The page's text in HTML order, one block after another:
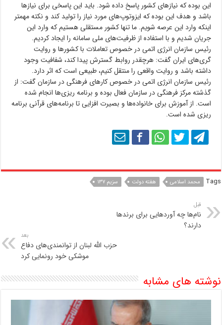
این بوده که نیازهای کشور پاسخ داده شود. باید این پاسخی برای نیازها
باشد و هدف این بوده که ایزوتوپ‌های مورد نیاز را تولید کند و نکته مهمتر
اینکه وارد این عرصه شویم. ما تنها کشور مستقلی هستیم که وارد این
جریان شدیم و با استفاده از ظرفیت‌های ملی سامانه را ایجاد کردیم.
رئیس سازمان انرژی اتمی در خصوص تعاملات با کشورها و روایت
گری‌های ایران گفت: هرچقدر روابط گسترش پیدا کند، شفافیت وجود
داشته باشد و روایت واقعی را منتقل کنیم، طبیعی است که اثر دارد.
رئیس سازمان انرژی اتمی در خصوص کارهای فرهنگی در سازمان گفت: از
گذشته مرکز فرهنگی در سازمان فعال بوده و برنامه ریزی‌ها انجام شده
است. از آموزش برای خانواده‌ها و بصیرت افزایی تا برنامه‌های قرآنی برنامه
ریزی شده است.
Tags محمد اسلامی هفته دولت سزیم ۱۳۷
قبل
نام‌ها چه آوردهایی برای برندها
دارند؟
بعد
حزب الله لبنان از توانمندی‌های دفاع
موشکی خود رونمایی کرد
نوشته های مشابه